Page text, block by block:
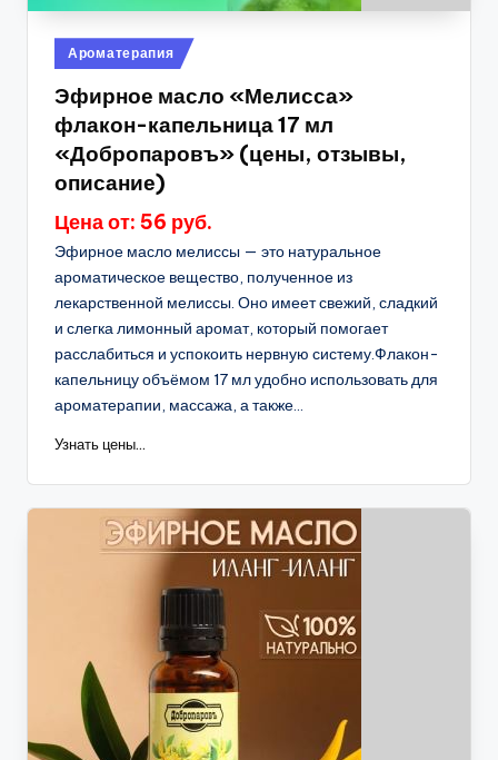
Опубликовано
в
Ароматерапия
Эфирное масло «Мелисса»
флакон-капельница 17 мл
«Добропаровъ» (цены, отзывы,
описание)
Цена от: 56 руб.
Эфирное масло мелиссы — это натуральное
ароматическое вещество, полученное из
лекарственной мелиссы. Оно имеет свежий, сладкий
и слегка лимонный аромат, который помогает
расслабиться и успокоить нервную систему.Флакон-
капельницу объёмом 17 мл удобно использовать для
ароматерапии, массажа, а также...
Узнать цены...